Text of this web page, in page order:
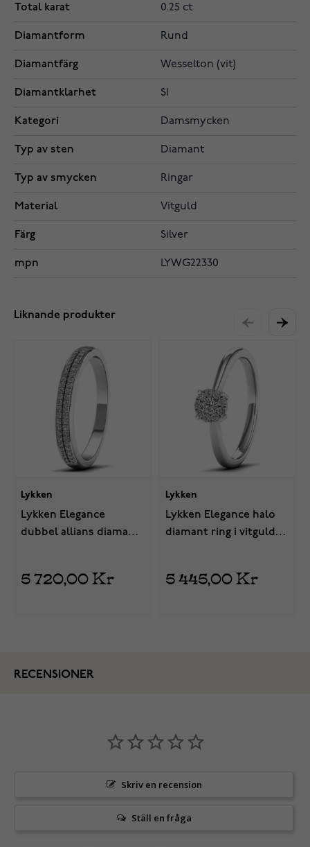
Total karat 0.25 ct
Diamantform Rund
Diamantfärg Wesselton (vit)
Diamantklarhet SI
Kategori Damsmycken
Typ av sten Diamant
Typ av smycken Ringar
Material Vitguld
Färg Silver
mpn LYWG22330
Liknande produkter
Lykken
Lykken Elegance
dubbel allians diamant
5 720,00 Kr
Lykken
Lykken Elegance halo
diamant ring i vitguld
5 445,00 Kr
RECENSIONER
Skriv en recension
Ställ en fråga